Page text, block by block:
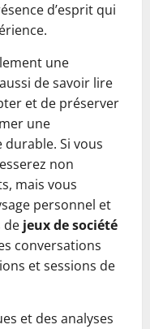
d’esprit qui
une
de savoir lire
et de préserver
une
Si vous
non
mais vous
personnel et
de jeux de société
conversations
et sessions de
et des analyses